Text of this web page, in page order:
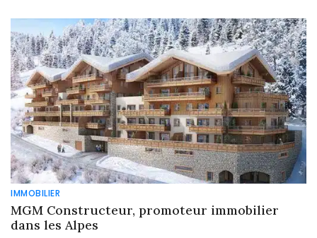
IMMOBILIER
MGM Constructeur, promoteur immobilier
dans les Alpes